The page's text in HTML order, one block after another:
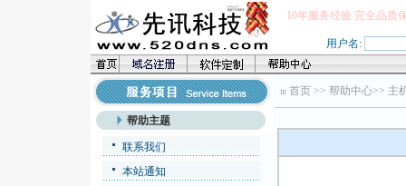
10年服务经验 完全品质
用户名:
帮助主题
联系我们
本站通知
首页 >> 帮助中心>> 主